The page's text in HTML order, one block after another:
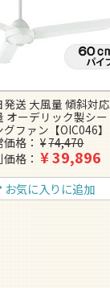
発送 大風量 傾斜対応
オーデリック製シー
グファン【OIC046】
価格
¥74,470
価格
¥39,896
お気に入りに追加